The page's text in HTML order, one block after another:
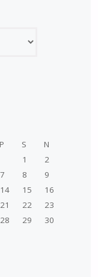
P S
N
1
2
7 8
9
14 15
16
21 22
23
28 29
30